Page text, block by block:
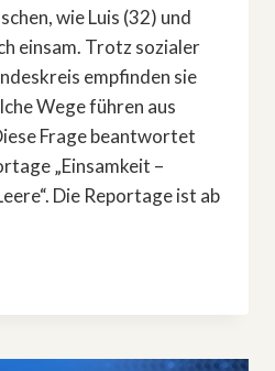
wie Luis (32) und
einsam. Trotz sozialer
empfinden sie
Wege führen aus
Frage beantwortet
„Einsamkeit –
Die Reportage ist ab